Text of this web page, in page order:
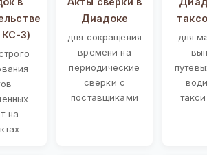
3)
на
Диадоке
для сокращения
времени на
периодические
сверки с
поставщиками
для